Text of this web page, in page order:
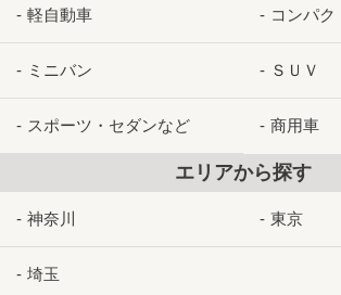
軽自動車 コンパク
ミニバン ＳＵＶ
スポーツ・セダンなど 商用車
エリアから探す
神奈川 東京
埼玉